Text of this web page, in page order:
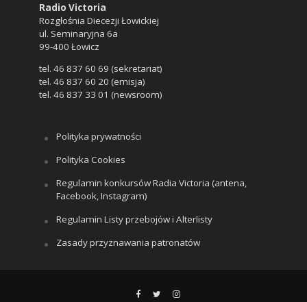
Radio Victoria
Rozgłośnia Diecezji Łowickiej
ul. Seminaryjna 6a
99-400 Łowicz
tel. 46 837 60 69 (sekretariat)
tel. 46 837 60 20 (emisja)
tel. 46 837 33 01 (newsroom)
Polityka prywatności
Polityka Cookies
Regulamin konkursów Radia Victoria (antena,
Facebook, Instagram)
Regulamin Listy przebojów i Alterlisty
Zasady przyznawania patronatów